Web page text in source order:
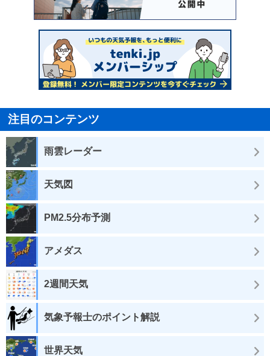
注目のコンテンツ
雨雲レーダー
天気図
PM2.5分布予測
アメダス
2週間天気
気象予報士のポイント解説
世界天気